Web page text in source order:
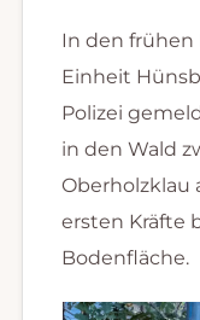
In den
Einheit
Polizei
in den Wald
Oberholzklau
ersten Kräfte
Bodenfläche.